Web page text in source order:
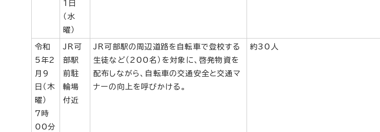
1日
（水
曜）
令和
5年2
月9
日（木
曜）
7時
00分
JR可
部駅
前駐
輪場
付近
JR可部駅の周辺道路を自転車で登校する
生徒など（200名）を対象に、啓発物資を
配布しながら、自転車の交通安全と交通マ
ナーの向上を呼びかける。
約30人